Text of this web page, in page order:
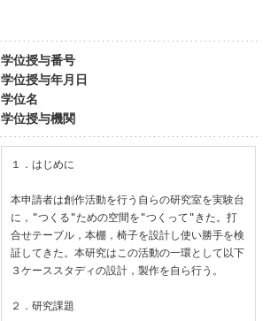
学位授与番号
学位授与年月日
学位名
学位授与機関
１．はじめに
本申請者は創作活動を行う自らの研究室を実験台
に，"つくる"ための空間を"つくって"きた。打
合せテーブル，本棚，椅子を設計し使い勝手を検
証してきた。本研究はこの活動の一環として以下
３ケーススタディの設計，製作を自ら行う。
２．研究課題